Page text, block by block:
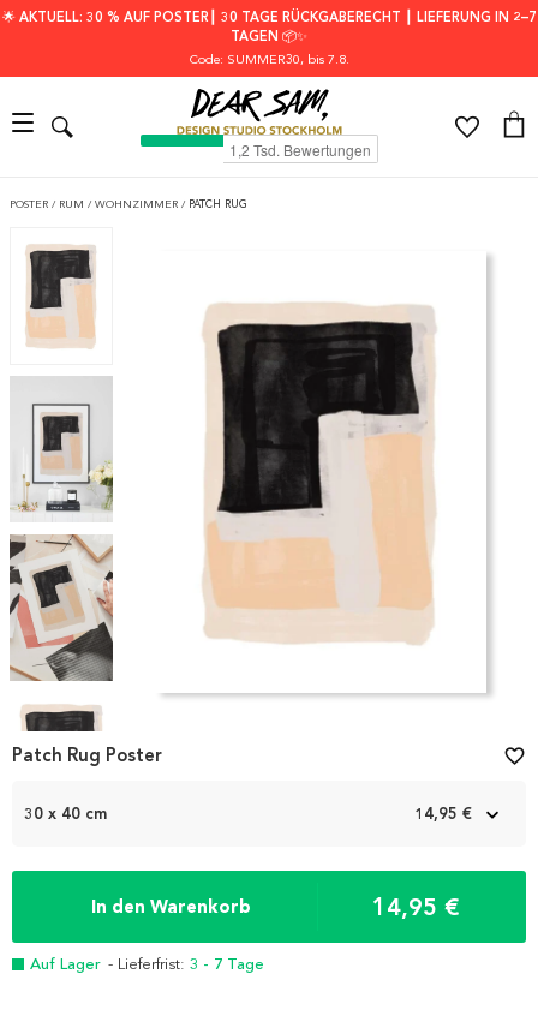
🌟 AKTUELL: 30 % AUF POSTER┃ 30 TAGE RÜCKGABERECHT ┃ LIEFERUNG IN 2–7
TAGEN 📦✨
Code: SUMMER30, bis 7.8.
POSTER / RUM / WOHNZIMMER / PATCH RUG
1
30 x 40 cm 14,95 €
In den Warenkorb 14,95 €
Auf Lager - Lieferfrist: 3 - 7 Tage
Patch Rug Poster favorite_border